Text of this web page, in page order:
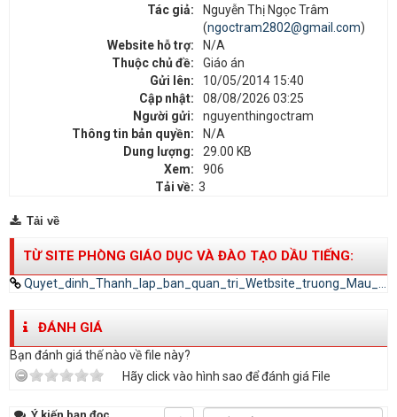
Tác giả:
Nguyễn Thị Ngọc Trâm
(ngoctram2802@gmail.com)
Website hỗ trợ:
N/A
Thuộc chủ đề:
Giáo án
Gửi lên:
10/05/2014 15:40
Cập nhật:
08/08/2026 03:25
Người gửi:
nguyenthingoctram
Thông tin bản quyền:
N/A
Dung lượng:
29.00 KB
Xem:
906
Tải về: 3
Tải về
TỪ SITE PHÒNG GIÁO DỤC VÀ ĐÀO TẠO DẦU TIẾNG:
Quyet_dinh_Thanh_lap_ban_quan_tri_Wetbsite_truong_Mau_Giao_Dinh_Thanh_10394406.doc
ĐÁNH GIÁ
Bạn đánh giá thế nào về file này?
Hãy click vào hình sao để đánh giá File